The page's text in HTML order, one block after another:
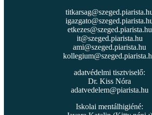
etkezes@szeged.piarista.hu
it@szeged.piarista.hu
ami@szeged.piarista.hu
adatvédelmi tisztviselő:
Dr. Kiss Nóra
adatvedelem@piarista.hu
Iskolai mentálhigiéné: